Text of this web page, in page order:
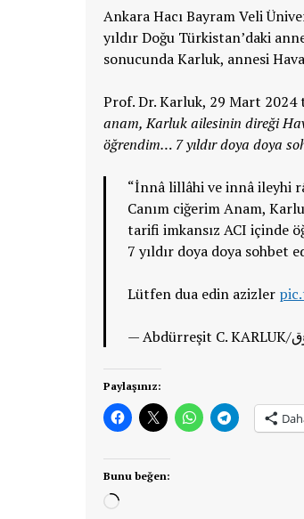
Ankara Hacı Bayram Veli
yıldır Doğu Türkistan’daki
sonucunda Karluk, annesi
Prof. Dr. Karluk, 29 Mart 2024
anam, Karluk ailesinin direği
öğrendim… 7 yıldır doya doya
“İnnâ lillâhi ve innâ ileyhi
Canım ciğerim Anam,
tarifi imkansız ACI içinde
7 yıldır doya doya sohbet
Lütfen dua edin azizler
Paylaşınız:
Bunu beğen:
Yükleniyor...